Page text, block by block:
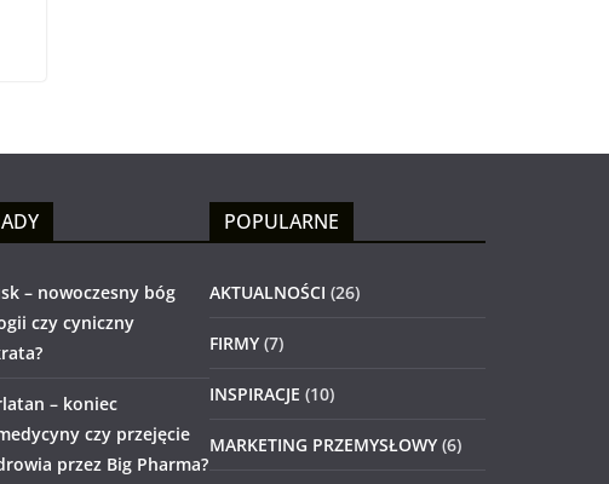
– nowoczesny bóg
czy cyniczny
– koniec
czy przejęcie
przez Big Pharma?
POPULARNE
AKTUALNOŚCI (26)
FIRMY (7)
INSPIRACJE (10)
MARKETING PRZEMYSŁOWY (6)